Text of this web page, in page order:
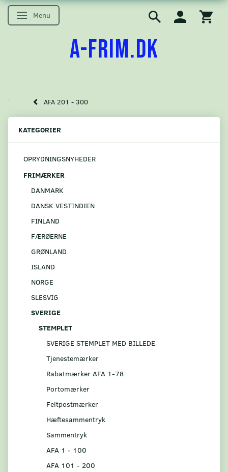
Skifte navigation
Menu
A-FRIM.DK
AFA 201 - 300
KATEGORIER
OPRYDNINGSNYHEDER
FRIMÆRKER
DANMARK
DANSK VESTINDIEN
FINLAND
FÆRØERNE
GRØNLAND
ISLAND
NORGE
SLESVIG
SVERIGE
STEMPLET
SVERIGE STEMPLET MED BILLEDE
Tjenestemærker
Rabatmærker AFA 1-78
Portomærker
Feltpostmærker
Hæftesammentryk
Sammentryk
AFA 1 - 100
AFA 101 - 200